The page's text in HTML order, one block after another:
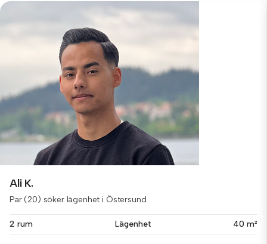
Ali K.
Par (20) söker lägenhet i Östersund
2 rum Lägenhet 40 m²